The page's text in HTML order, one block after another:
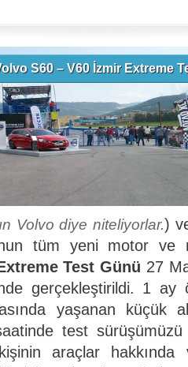
S60 – V60 İzmir Extreme
Volvo diye niteliyorlar.)
tüm yeni motor ve
Test Günü 27
gerçekleştirildi. 1 ay
yaşanan küçük
test
araçlar hakkında